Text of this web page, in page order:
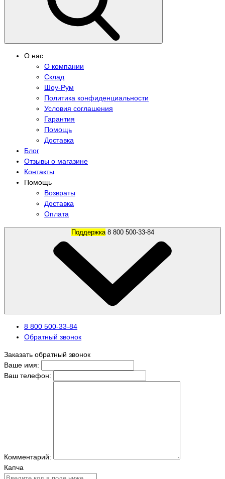
О нас
О компании
Склад
Шоу-Рум
Политика конфиденциальности
Условия соглашения
Гарантия
Помощь
Доставка
Блог
Отзывы о магазине
Контакты
Помощь
Возвраты
Доставка
Оплата
Поддержка 8 800 500-33-84
8 800 500-33-84
Обратный звонок
Заказать обратный звонок
Ваше имя:
Ваш телефон:
Комментарий:
Капча